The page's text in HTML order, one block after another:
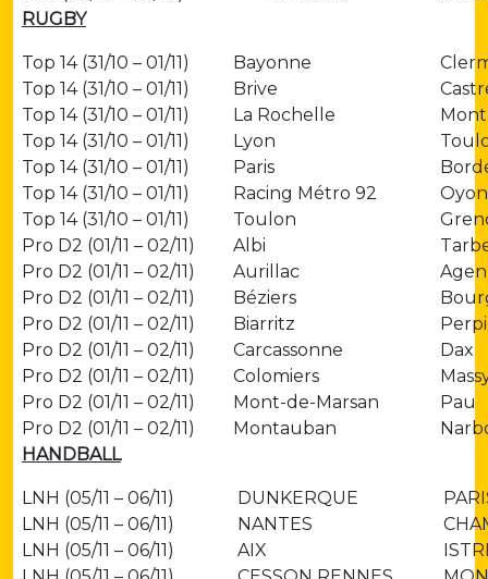
RUGBY
Top 14 (31/10 – 01/11) Bayonne
Top 14 (31/10 – 01/11)
Brive
Top 14 (31/10 – 01/11)
La Rochelle
Top 14 (31/10 – 01/11)
Lyon
Top 14 (31/10 – 01/11)
Paris
Top 14 (31/10 – 01/11)
Racing Métro 92
Top 14 (31/10 – 01/11)
Toulon
Pro D2 (01/11 – 02/11)
Albi
Pro D2 (01/11 – 02/11)
Aurillac
Agen
Pro D2 (01/11 – 02/11)
Béziers
Pro D2 (01/11 – 02/11)
Biarritz
Pro D2 (01/11 – 02/11)
Carcassonne
Dax
Pro D2 (01/11 – 02/11)
Colomiers
Pro D2 (01/11 – 02/11)
Mont-de-Marsan
Pau
Pro D2 (01/11 – 02/11)
Montauban
HANDBALL
LNH (05/11 – 06/11) DUNKERQUE
LNH (05/11 – 06/11)
NANTES
LNH (05/11 – 06/11)
AIX